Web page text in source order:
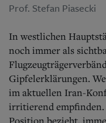
Prof. Stefan Piasecki
In westlichen
noch immer als
Gipfelerklärungen.
im aktuellen Iran-
irritierend